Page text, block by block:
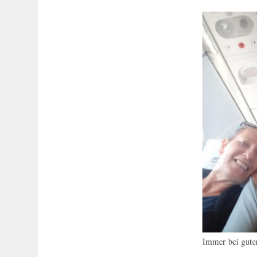
Immer bei